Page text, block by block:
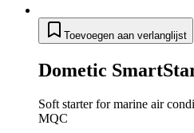
Toevoegen aan verlanglijst
Dometic
Soft starter for marine air
MQC